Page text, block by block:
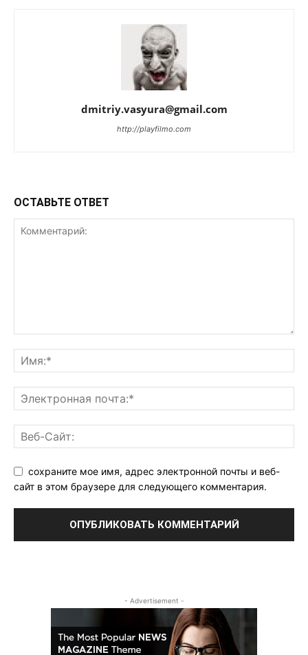
dmitriy.vasyura@gmail.com
http://playfilmo.com
ОСТАВЬТЕ ОТВЕТ
сохраните мое имя, адрес электронной почты и веб-
сайт в этом браузере для следующего комментария.
- Advertisement -